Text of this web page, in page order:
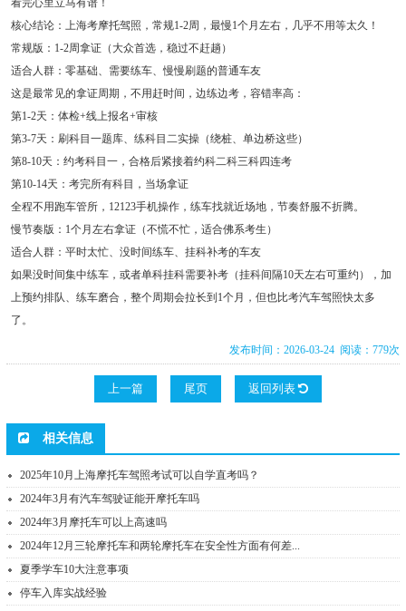
看完心里立马有谱！
核心结论：上海考摩托驾照，常规1-2周，最慢1个月左右，几乎不用等太久！
常规版：1-2周拿证（大众首选，稳过不赶趟）
适合人群：零基础、需要练车、慢慢刷题的普通车友
这是最常见的拿证周期，不用赶时间，边练边考，容错率高：
第1-2天：体检+线上报名+审核
第3-7天：刷科目一题库、练科目二实操（绕桩、单边桥这些）
第8-10天：约考科目一，合格后紧接着约科二科三科四连考
第10-14天：考完所有科目，当场拿证
全程不用跑车管所，12123手机操作，练车找就近场地，节奏舒服不折腾。
慢节奏版：1个月左右拿证（不慌不忙，适合佛系考生）
适合人群：平时太忙、没时间练车、挂科补考的车友
如果没时间集中练车，或者单科挂科需要补考（挂科间隔10天左右可重约），加
上预约排队、练车磨合，整个周期会拉长到1个月，但也比考汽车驾照快太多
了。
发布时间：2026-03-24 阅读：779次
上一篇 尾页 返回列表
相关信息
2025年10月上海摩托车驾照考试可以自学直考吗？
2024年3月有汽车驾驶证能开摩托车吗
2024年3月摩托车可以上高速吗
2024年12月三轮摩托车和两轮摩托车在安全性方面有何差...
夏季学车10大注意事项
停车入库实战经验